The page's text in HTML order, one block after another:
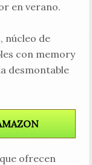
en verano.
núcleo de
con memory
desmontable
ofrecen